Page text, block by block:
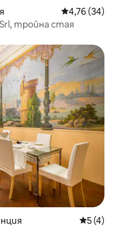
Средна
4,76 (34)
тройна стая
Средна
5 (4)